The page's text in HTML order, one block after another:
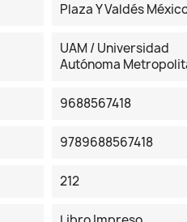
Plaza Y Valdés
UAM / Universidad
Autónoma
9688567418
9789688567418
212